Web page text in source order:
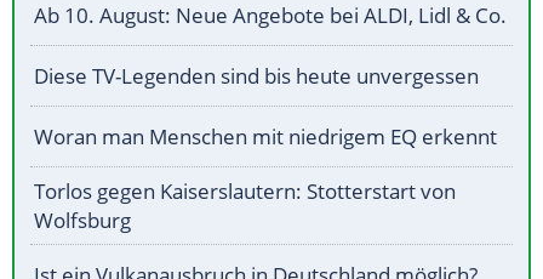
Ab 10. August: Neue Angebote bei ALDI, Lidl & Co.
Diese TV-Legenden sind bis heute unvergessen
Woran man Menschen mit niedrigem EQ erkennt
Torlos gegen Kaiserslautern: Stotterstart von
Wolfsburg